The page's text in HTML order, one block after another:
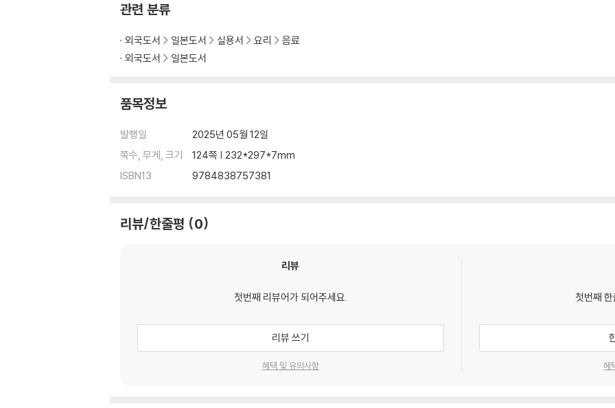
관련 분류
외국도서 일본도서 실용서 요리
음료
외국도서
일본도서
품목정보
발행일
2025년 05월 12일
쪽수, 무게, 크기
124쪽 | 232*297*7mm
ISBN13
9784838757381
리뷰/한줄평 0
리뷰
첫번째 리뷰어가 되어주세요.
리뷰 쓰기
혜택 및 유의사항
첫번째
혜